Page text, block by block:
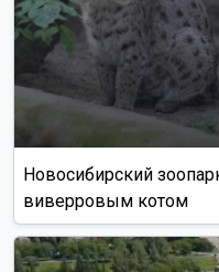
Новосибирский
виверровым котом